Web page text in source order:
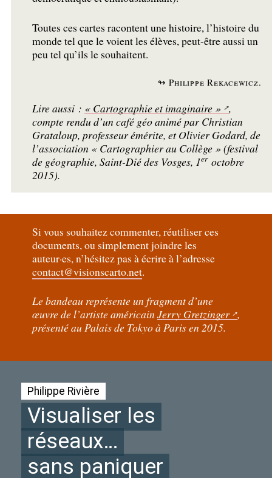
Toutes ces cartes racontent une histoire, l’histoire du
monde tel que le voient les élèves, peut-être aussi un
peu tel qu’ils le souhaitent.
↬ Philippe Rekacewicz.
Lire aussi : « Cartographie et imaginaire » ,
compte rendu d’un café géo animé par Christian
Grataloup, professeur émérite, et Olivier Godard, de
l’association « Cartographier au Collège » (festival
de géographie, Saint-Dié des Vosges, 1eroctobre
2015).
Si vous souhaitez commenter, réutiliser ces
documents, ou simplement joindre les
auteur·es, n’hésitez pas à écrire à l’adresse
contact@visionscarto.net.
Le bandeau représente un fragment d’une
œuvre de l’artiste américain Jerry Gretzinger ,
présenté au Palais de Tokyo à Paris en 2015.
Philippe Rivière
Visualiser les
réseaux…
sans paniquer